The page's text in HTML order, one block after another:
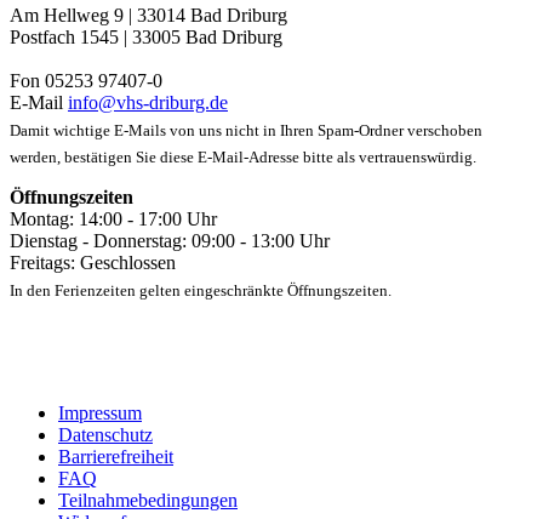
Am Hellweg 9 | 33014 Bad Driburg
Postfach 1545 | 33005 Bad Driburg
Fon 05253 97407-0
E-Mail info@vhs-driburg.de
Damit wichtige E-Mails von uns nicht in Ihren Spam-Ordner verschoben
werden, bestätigen Sie diese E-Mail-Adresse bitte als vertrauenswürdig.
Öffnungszeiten
Montag: 14:00 - 17:00 Uhr
Dienstag - Donnerstag: 09:00 - 13:00 Uhr
Freitags: Geschlossen
In den Ferienzeiten gelten eingeschränkte Öffnungszeiten.
Impressum
Datenschutz
Barrierefreiheit
FAQ
Teilnahmebedingungen